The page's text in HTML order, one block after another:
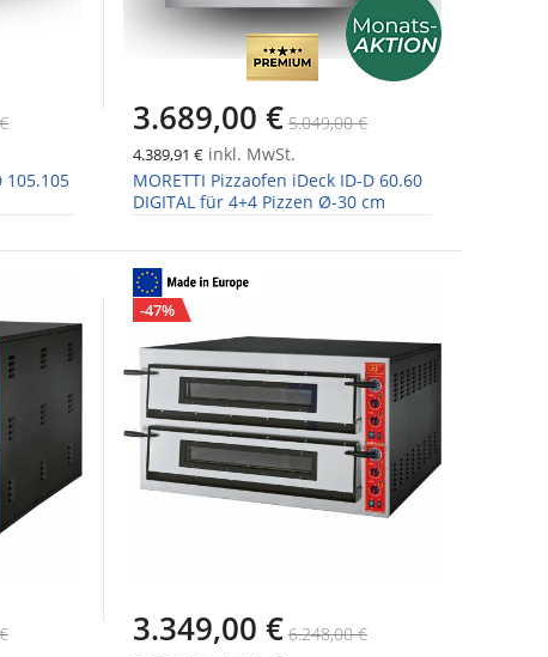
105.105
3.689,00 € 5.049,00 €
4.389,91 €inkl. MwSt.
MORETTI Pizzaofen iDeck ID-D 60.60
DIGITAL für 4+4 Pizzen Ø-30 cm
-47%
3.349,00 € 6.248,00 €